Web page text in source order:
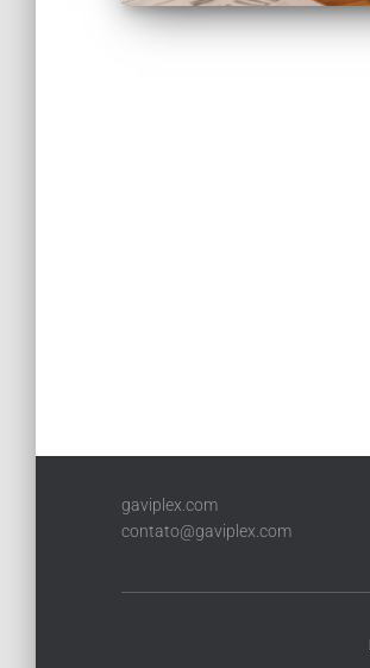
gaviplex.com
contato@gaviplex.com